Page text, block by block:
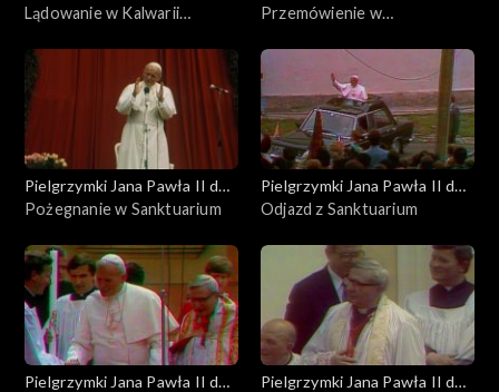
Polski
Lądowanie w Kalwarii
Polski
Przemówienie w
Pielgrzymki Jana Pawła II do
Polski
Pożegnanie w Sanktuarium
Pielgrzymki Jana Pawła II do
Polski
Odjazd z Sanktuarium
Pielgrzymki Jana Pawła II do
Pielgrzymki Jana Pawła II do